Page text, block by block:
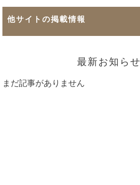
他サイトの掲載情報
最新お知らせ
まだ記事がありません